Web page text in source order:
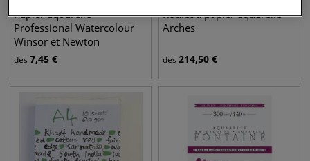
Papier aquarelle
Professional Watercolour
Winsor et Newton
dès 7,45 €
Rouleau papier aquarelle
Arches
dès 214,50 €